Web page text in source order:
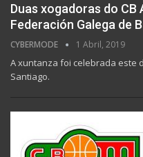
Duas xogadoras do
Federación Galega de
CYBERMODE 1 Abril, 2019
A xuntanza foi celebrada este
Santiago.